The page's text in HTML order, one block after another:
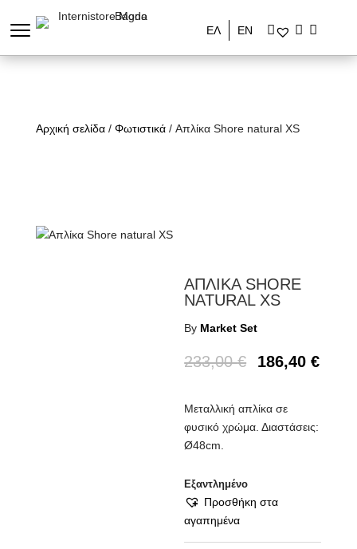
ΕΛ ΕΝ
Αρχική σελίδα/ Φωτιστικά/ Απλίκα Shore natural XS
ΑΠΛΙΚΑ SHORE
NATURAL XS
By Market Set
233,00€ 186,40€
Μεταλλική απλίκα σε
φυσικό χρώμα. Διαστάσεις:
Ø48cm.
Εξαντλημένο
Προσθήκη στα
αγαπημένα